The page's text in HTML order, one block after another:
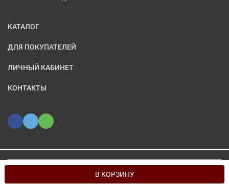
В КОРЗИНУ
КАТАЛОГ
ДЛЯ ПОКУПАТЕЛЕЙ
ЛИЧНЫЙ КАБИНЕТ
КОНТАКТЫ